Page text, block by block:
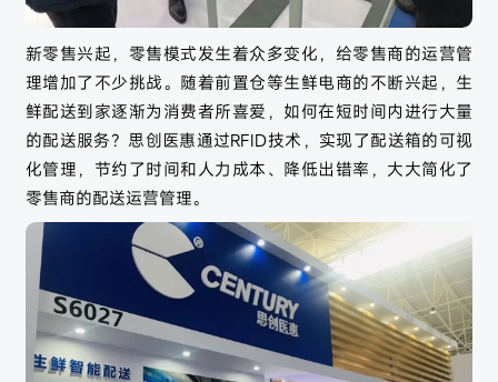
新零售兴起，零售模式发生着众多变化，给零售商的运营管
理增加了不少挑战。随着前置仓等生鲜电商的不断兴起，生
鲜配送到家逐渐为消费者所喜爱，如何在短时间内进行大量
的配送服务？思创医惠通过RFID技术，实现了配送箱的可视
化管理，节约了时间和人力成本、降低出错率，大大简化了
零售商的配送运营管理。